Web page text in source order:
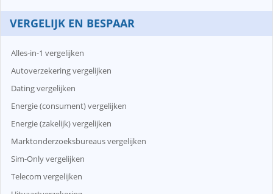
VERGELIJK EN BESPAAR
Alles-in-1 vergelijken
Autoverzekering vergelijken
Dating vergelijken
Energie (consument) vergelijken
Energie (zakelijk) vergelijken
Marktonderzoeksbureaus vergelijken
Sim-Only vergelijken
Telecom vergelijken